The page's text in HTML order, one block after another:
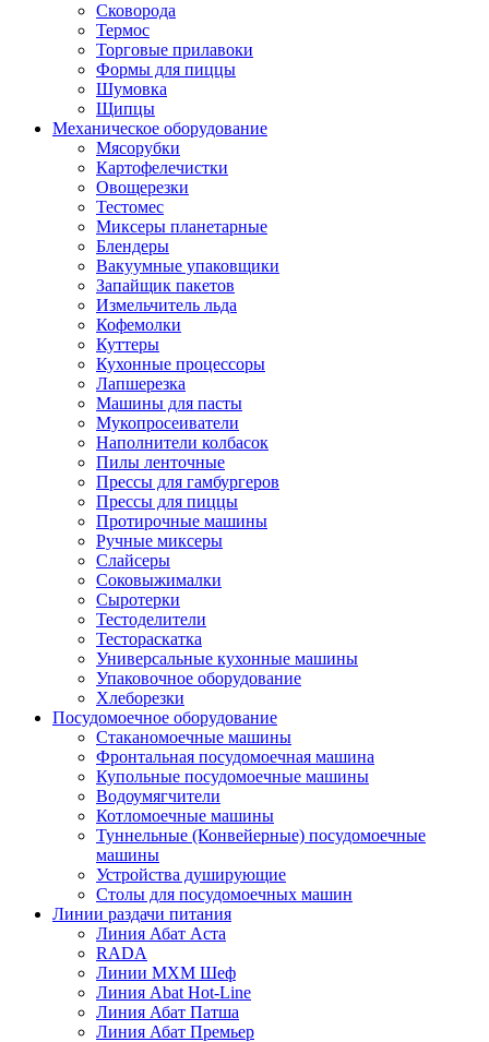
Сковорода
Термос
Торговые прилавоки
Формы для пиццы
Шумовка
Щипцы
Механическое оборудование
Мясорубки
Картофелечистки
Овощерезки
Тестомес
Миксеры планетарные
Блендеры
Вакуумные упаковщики
Запайщик пакетов
Измельчитель льда
Кофемолки
Куттеры
Кухонные процессоры
Лапшерезка
Машины для пасты
Мукопросеиватели
Наполнители колбасок
Пилы ленточные
Прессы для гамбургеров
Прессы для пиццы
Протирочные машины
Ручные миксеры
Слайсеры
Соковыжималки
Сыротерки
Тестоделители
Тестораскатка
Универсальные кухонные машины
Упаковочное оборудование
Хлеборезки
Посудомоечное оборудование
Стаканомоечные машины
Фронтальная посудомоечная машина
Купольные посудомоечные машины
Водоумягчители
Котломоечные машины
Туннельные (Конвейерные) посудомоечные
машины
Устройства душирующие
Столы для посудомоечных машин
Линии раздачи питания
Линия Абат Аста
RADA
Линии МХМ Шеф
Линия Abat Hot-Line
Линия Абат Патша
Линия Абат Премьер